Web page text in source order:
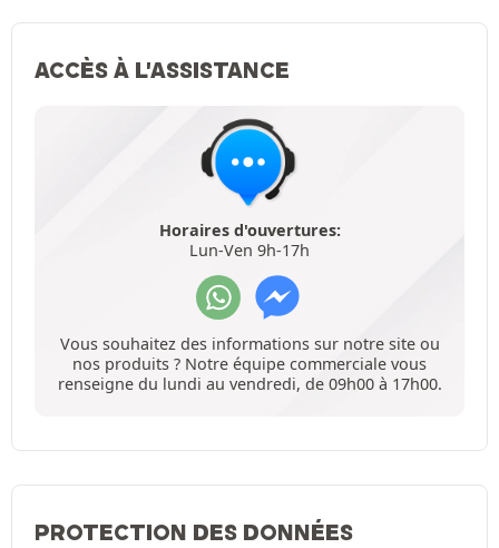
ACCÈS À L'ASSISTANCE
Horaires d'ouvertures:
Lun-Ven 9h-17h
Vous souhaitez des informations sur notre site ou
nos produits ? Notre équipe commerciale vous
renseigne du lundi au vendredi, de 09h00 à 17h00.
PROTECTION DES DONNÉES